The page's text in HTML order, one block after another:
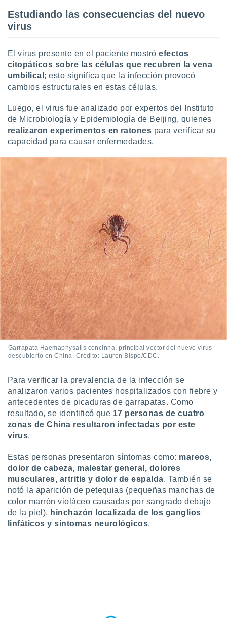
utilizar
crear un
uso de
la
de la
el
del
a través
con el
e
mediante
publicidad
publicidad
de
1199
Estudiando las consecuencias del nuevo
virus
El virus presente en el paciente mostróefectos
citopáticos sobre las células que recubren la vena
umbilical ; esto significa que la infección provocó
cambios estructurales en estas células.
Luego, el virus fue analizado por expertos del Instituto
de Microbiología y Epidemiología de Beijing, quienes
realizaron experimentos en ratones para verificar su
capacidad para causar enfermedades.
Garrapata Haemaphysalis concinna, principal vector del nuevo virus
descubierto en China. Crédito: Lauren Bispo/CDC.
Para verificar la prevalencia de la infección se
analizaron varios pacientes hospitalizados con fiebre y
antecedentes de picaduras de garrapatas. Como
resultado, se identificó que 17 personas de cuatro
zonas de China resultaron infectadas por este
virus.
Estas personas presentaron síntomas como: mareos,
dolor de cabeza, malestar general, dolores
musculares, artritis y dolor de espalda. También se
notó la aparición de petequias (pequeñas manchas de
color marrón violáceo causadas por sangrado debajo
de la piel), hinchazón localizada de los ganglios
linfáticos y síntomas neurológicos.